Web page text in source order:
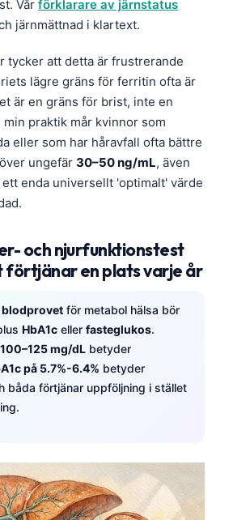
Vår förklarare av järnstatus
järnmättnad i klartext.
tycker att detta är frustrerande
lägre gräns för ferritin ofta är
är en gräns för brist, inte en
praktik mår kvinnor som
eller som har håravfall ofta bättre
ungefär 30–50 ng/mL, även
enda universellt 'optimalt' värde
och njurfunktionstest
förtjänar en plats varje år
för metabol hälsa bör
HbA1c eller fasteglukos.
100–125 mg/dL betyder
på 5.7%-6.4% betyder
båda förtjänar uppföljning i stället